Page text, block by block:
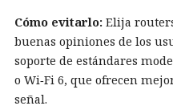
Cómo evitarlo: Elija
buenas opiniones de los
soporte de estándares
o Wi‑Fi 6, que ofrecen
señal.